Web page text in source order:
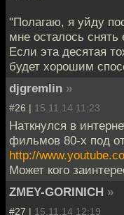
"Полагаю, я уйду
мне осталось
Если эта десятая
будет хорошим
djgremlin »
#26 | 15.11.14 11:23
Наткнулся в
фильмов 80-х под
http://
Может кого
ZMEY-GORINICH »
#27 | 15.11.14 12:19